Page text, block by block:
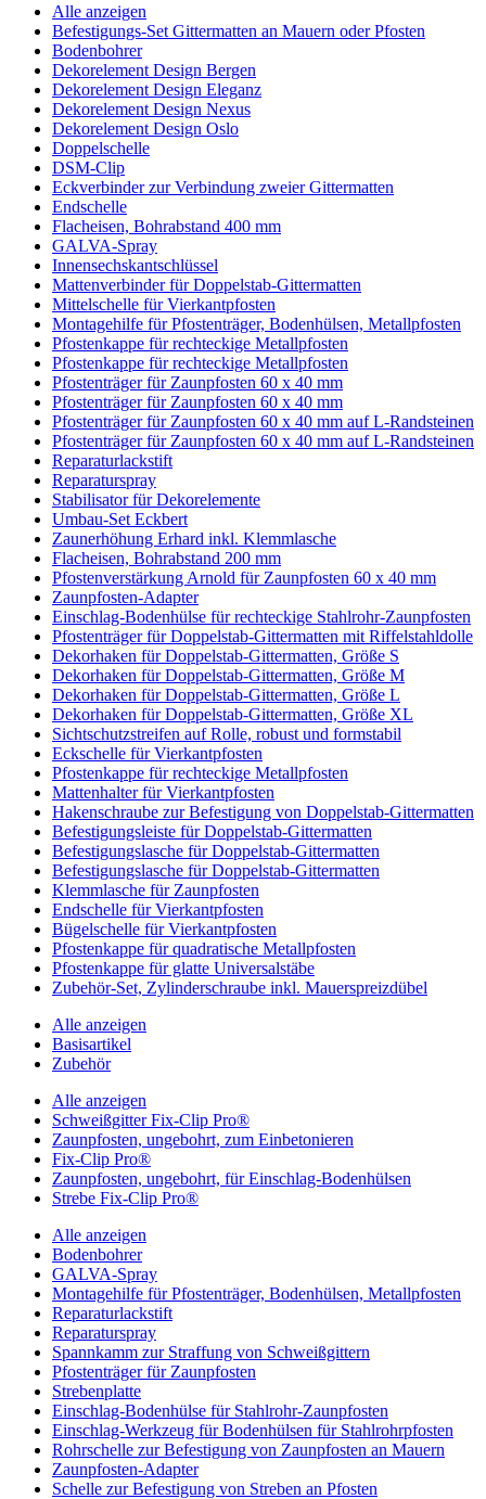
Alle anzeigen
Befestigungs-Set Gittermatten an Mauern oder Pfosten
Bodenbohrer
Dekorelement Design Bergen
Dekorelement Design Eleganz
Dekorelement Design Nexus
Dekorelement Design Oslo
Doppelschelle
DSM-Clip
Eckverbinder zur Verbindung zweier Gittermatten
Endschelle
Flacheisen, Bohrabstand 400 mm
GALVA-Spray
Innensechskantschlüssel
Mattenverbinder für Doppelstab-Gittermatten
Mittelschelle für Vierkantpfosten
Montagehilfe für Pfostenträger, Bodenhülsen, Metallpfosten
Pfostenkappe für rechteckige Metallpfosten
Pfostenkappe für rechteckige Metallpfosten
Pfostenträger für Zaunpfosten 60 x 40 mm
Pfostenträger für Zaunpfosten 60 x 40 mm
Pfostenträger für Zaunpfosten 60 x 40 mm auf L-Randsteinen
Pfostenträger für Zaunpfosten 60 x 40 mm auf L-Randsteinen
Reparaturlackstift
Reparaturspray
Stabilisator für Dekorelemente
Umbau-Set Eckbert
Zaunerhöhung Erhard inkl. Klemmlasche
Flacheisen, Bohrabstand 200 mm
Pfostenverstärkung Arnold für Zaunpfosten 60 x 40 mm
Zaunpfosten-Adapter
Einschlag-Bodenhülse für rechteckige Stahlrohr-Zaunpfosten
Pfostenträger für Doppelstab-Gittermatten mit Riffelstahldolle
Dekorhaken für Doppelstab-Gittermatten, Größe S
Dekorhaken für Doppelstab-Gittermatten, Größe M
Dekorhaken für Doppelstab-Gittermatten, Größe L
Dekorhaken für Doppelstab-Gittermatten, Größe XL
Sichtschutzstreifen auf Rolle, robust und formstabil
Eckschelle für Vierkantpfosten
Pfostenkappe für rechteckige Metallpfosten
Mattenhalter für Vierkantpfosten
Hakenschraube zur Befestigung von Doppelstab-Gittermatten
Befestigungsleiste für Doppelstab-Gittermatten
Befestigungslasche für Doppelstab-Gittermatten
Befestigungslasche für Doppelstab-Gittermatten
Klemmlasche für Zaunpfosten
Endschelle für Vierkantpfosten
Bügelschelle für Vierkantpfosten
Pfostenkappe für quadratische Metallpfosten
Pfostenkappe für glatte Universalstäbe
Zubehör-Set, Zylinderschraube inkl. Mauerspreizdübel
Alle anzeigen
Basisartikel
Zubehör
Alle anzeigen
Schweißgitter Fix-Clip Pro®
Zaunpfosten, ungebohrt, zum Einbetonieren
Fix-Clip Pro®
Zaunpfosten, ungebohrt, für Einschlag-Bodenhülsen
Strebe Fix-Clip Pro®
Alle anzeigen
Bodenbohrer
GALVA-Spray
Montagehilfe für Pfostenträger, Bodenhülsen, Metallpfosten
Reparaturlackstift
Reparaturspray
Spannkamm zur Straffung von Schweißgittern
Pfostenträger für Zaunpfosten
Strebenplatte
Einschlag-Bodenhülse für Stahlrohr-Zaunpfosten
Einschlag-Werkzeug für Bodenhülsen für Stahlrohrpfosten
Rohrschelle zur Befestigung von Zaunpfosten an Mauern
Zaunpfosten-Adapter
Schelle zur Befestigung von Streben an Pfosten